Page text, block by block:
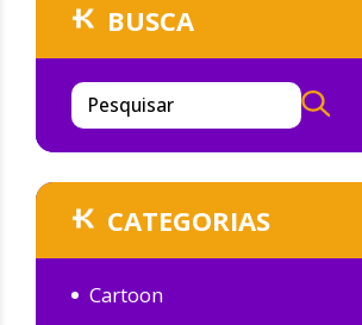
BUSCA
Pesquisar
CATEGORIAS
Cartoon